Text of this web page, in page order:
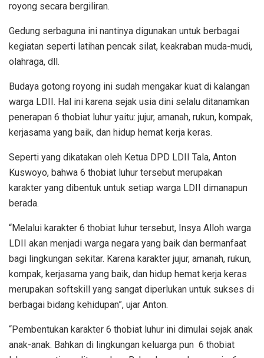
royong secara bergiliran.
Gedung serbaguna ini nantinya digunakan untuk berbagai
kegiatan seperti latihan pencak silat, keakraban muda-mudi,
olahraga, dll.
Budaya gotong royong ini sudah mengakar kuat di kalangan
warga LDII. Hal ini karena sejak usia dini selalu ditanamkan
penerapan 6 thobiat luhur yaitu: jujur, amanah, rukun, kompak,
kerjasama yang baik, dan hidup hemat kerja keras.
Seperti yang dikatakan oleh Ketua DPD LDII Tala, Anton
Kuswoyo, bahwa 6 thobiat luhur tersebut merupakan
karakter yang dibentuk untuk setiap warga LDII dimanapun
berada.
“Melalui karakter 6 thobiat luhur tersebut, Insya Alloh warga
LDII akan menjadi warga negara yang baik dan bermanfaat
bagi lingkungan sekitar. Karena karakter jujur, amanah, rukun,
kompak, kerjasama yang baik, dan hidup hemat kerja keras
merupakan softskill yang sangat diperlukan untuk sukses di
berbagai bidang kehidupan”, ujar Anton.
“Pembentukan karakter 6 thobiat luhur ini dimulai sejak anak
anak-anak. Bahkan di lingkungan keluarga pun 6 thobiat